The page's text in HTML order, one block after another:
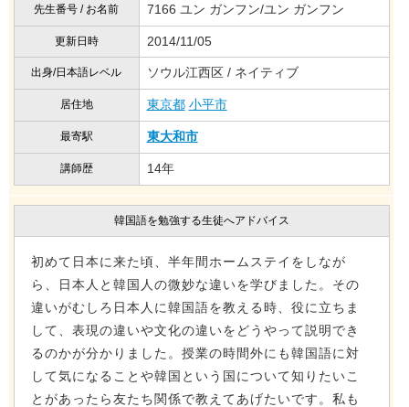
先生番号 / お名前 7166 ユン ガンフン/ユン ガンフン
更新日時 2014/11/05
出身/日本語レベル ソウル江西区 / ネイティブ
居住地 東京都 小平市
最寄駅 東大和市
講師歴 14年
韓国語を勉強する生徒へアドバイス
初めて日本に来た頃、半年間ホームステイをしなが
ら、日本人と韓国人の微妙な違いを学びました。その
違いがむしろ日本人に韓国語を教える時、役に立ちま
して、表現の違いや文化の違いをどうやって説明でき
るのかが分かりました。授業の時間外にも韓国語に対
して気になることや韓国という国について知りたいこ
とがあったら友たち関係で教えてあげたいです。私も